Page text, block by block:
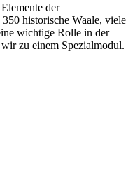
der
historische Waale, viele
wichtige Rolle in der
zu einem Spezialmodul.